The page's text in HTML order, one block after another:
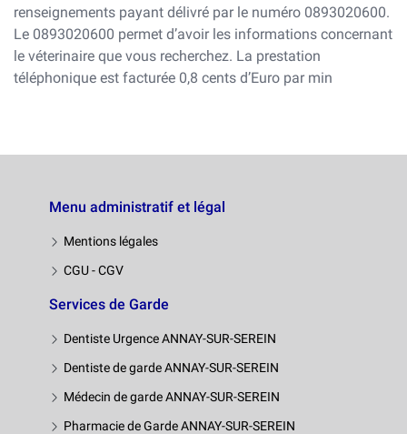
renseignements payant délivré par le numéro 0893020600.
Le 0893020600 permet d’avoir les informations concernant
le véterinaire que vous recherchez. La prestation
téléphonique est facturée 0,8 cents d’Euro par min
Menu administratif et légal
Mentions légales
CGU - CGV
Services de Garde
Dentiste Urgence ANNAY-SUR-SEREIN
Dentiste de garde ANNAY-SUR-SEREIN
Médecin de garde ANNAY-SUR-SEREIN
Pharmacie de Garde ANNAY-SUR-SEREIN